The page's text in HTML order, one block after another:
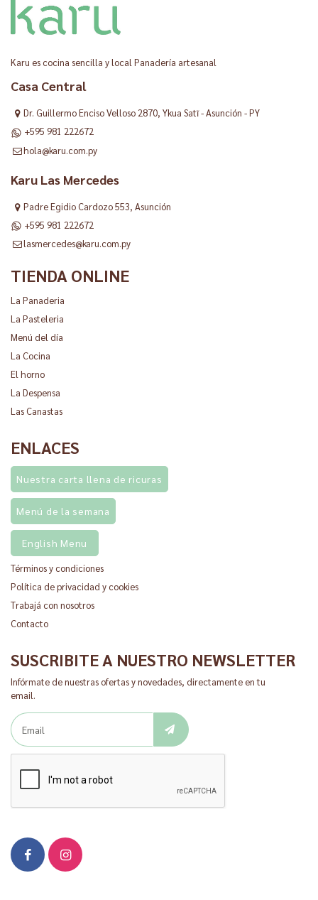
Karu es cocina sencilla y local Panadería artesanal
Casa Central
Dr. Guillermo Enciso Velloso 2870, Ykua Satĩ - Asunción - PY
+595 981 222672
hola@karu.com.py
Karu Las Mercedes
Padre Egidio Cardozo 553, Asunción
+595 981 222672
lasmercedes@karu.com.py
TIENDA ONLINE
La Panaderia
La Pasteleria
Menú del día
La Cocina
El horno
La Despensa
Las Canastas
ENLACES
Nuestra carta llena de ricuras
Menú de la semana
English Menu
Términos y condiciones
Política de privacidad y cookies
Trabajá con nosotros
Contacto
SUSCRIBITE A NUESTRO NEWSLETTER
Infórmate de nuestras ofertas y novedades, directamente en tu
email.